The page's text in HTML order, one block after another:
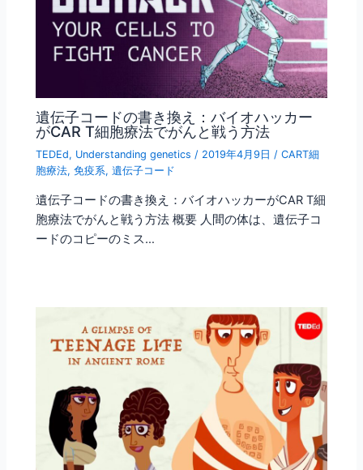
遺伝子コードの書き換え：バイオハッカー
がCAR T細胞療法でがんと戦う方法
TEDEd, Understanding genetics / 2019年4月9日 /CART細
胞療法,免疫系,遺伝子コード
遺伝子コードの書き換え：バイオハッカーがCAR T細
胞療法でがんと戦う方法 概要 人間の体は、遺伝子コ
ードのコピーのミス…